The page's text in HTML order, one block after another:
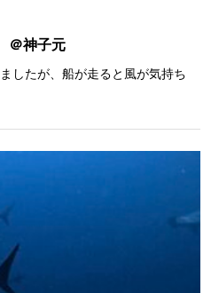
＠神子元
したが、船が走ると風が気持ち